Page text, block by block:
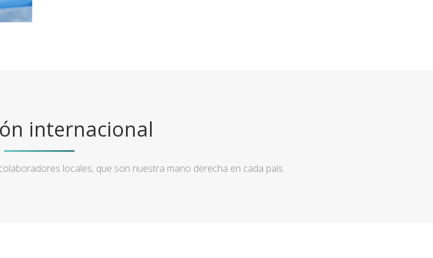
internacional
locales, que son nuestra mano derecha en cada país.